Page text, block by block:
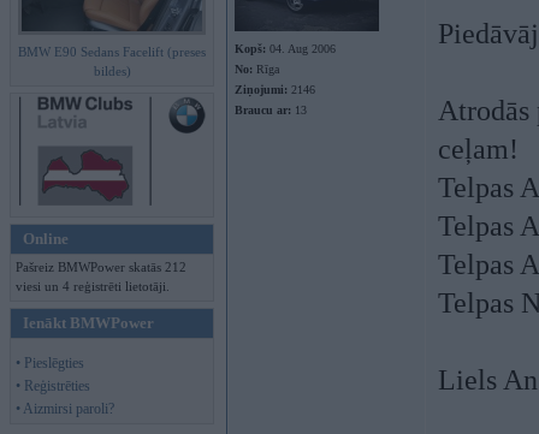
BMW E90 Sedans Facelift (preses
bildes)
Online
Pašreiz BMWPower skatās 212
viesi un 4 reģistrēti lietotāji.
Ienākt BMWPower
• Pieslēgties
• Reģistrēties
• Aizmirsi paroli?
Kopš: 04. Aug 2006
No: Rīga
Ziņojumi: 2146
Braucu ar: 13
ceļam!
Telpas
Telpas
Telpas
Telpas
Liels